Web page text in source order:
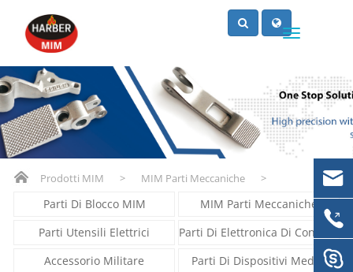
Prodotti MIM > MIM Parti Meccaniche >
Parti Di Blocco MIM
MIM Parti Meccaniche
Parti Utensili Elettrici
Accessorio Militare
Parti Di Dispositivi Medici